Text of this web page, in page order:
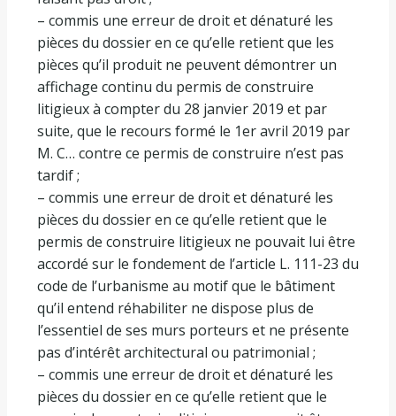
– commis une erreur de droit et dénaturé les
pièces du dossier en ce qu’elle retient que les
pièces qu’il produit ne peuvent démontrer un
affichage continu du permis de construire
litigieux à compter du 28 janvier 2019 et par
suite, que le recours formé le 1er avril 2019 par
M. C… contre ce permis de construire n’est pas
tardif ;
– commis une erreur de droit et dénaturé les
pièces du dossier en ce qu’elle retient que le
permis de construire litigieux ne pouvait lui être
accordé sur le fondement de l’article L. 111-23 du
code de l’urbanisme au motif que le bâtiment
qu’il entend réhabiliter ne dispose plus de
l’essentiel de ses murs porteurs et ne présente
pas d’intérêt architectural ou patrimonial ;
– commis une erreur de droit et dénaturé les
pièces du dossier en ce qu’elle retient que le